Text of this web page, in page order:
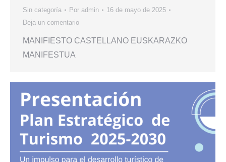
Sin categoría Por admin
16 de mayo de 2025
Deja un comentario
MANIFIESTO CASTELLANO EUSKARAZKO
MANIFESTUA